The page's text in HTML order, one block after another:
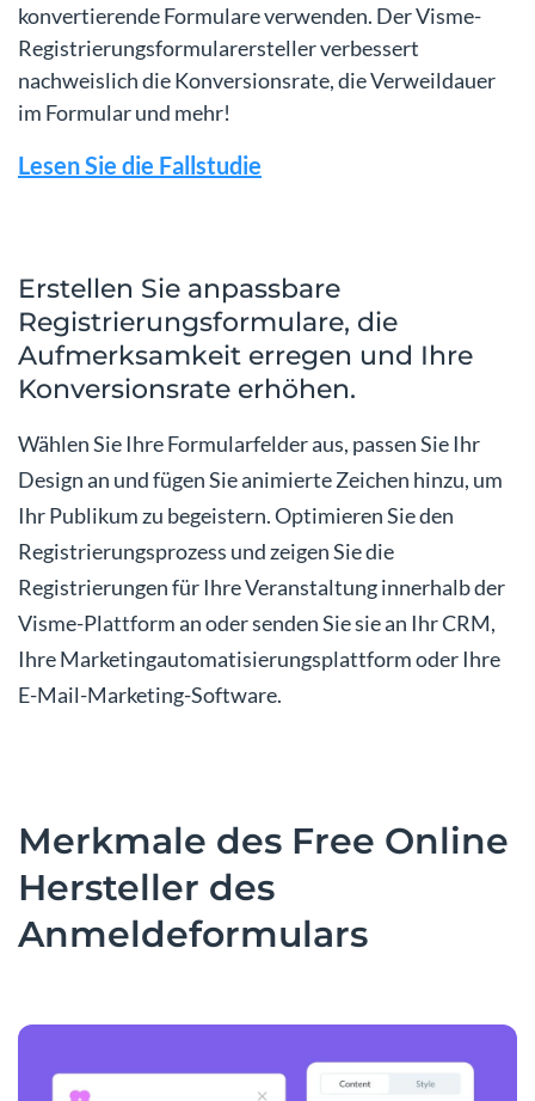
konvertierende Formulare verwenden. Der Visme-
Registrierungsformularersteller verbessert
nachweislich die Konversionsrate, die Verweildauer
im Formular und mehr!
Lesen Sie die Fallstudie
Erstellen Sie anpassbare
Registrierungsformulare, die
Aufmerksamkeit erregen und Ihre
Konversionsrate erhöhen.
Wählen Sie Ihre Formularfelder aus, passen Sie Ihr
Design an und fügen Sie animierte Zeichen hinzu, um
Ihr Publikum zu begeistern. Optimieren Sie den
Registrierungsprozess und zeigen Sie die
Registrierungen für Ihre Veranstaltung innerhalb der
Visme-Plattform an oder senden Sie sie an Ihr CRM,
Ihre Marketingautomatisierungsplattform oder Ihre
E-Mail-Marketing-Software.
Merkmale des Free Online
Hersteller des
Anmeldeformulars